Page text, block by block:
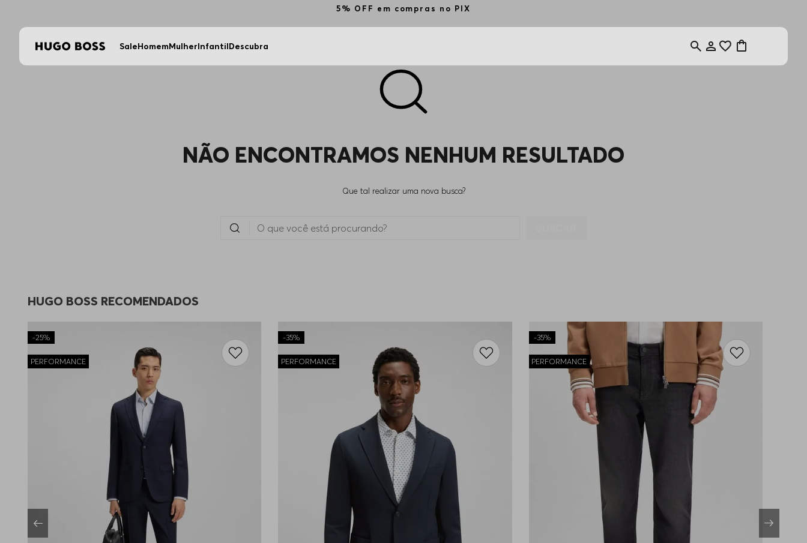
5% OFF em compras no PIX
SaleHomemMulherInfantilDescubra
NÃO ENCONTRAMOS NENHUM RESULTADO
Que tal realizar uma nova busca?
O que você está procurando?
HUGO BOSS RECOMENDADOS
-25%
PERFORMANCE
-35%
PERFORMANCE
-35%
PERFORMANCE